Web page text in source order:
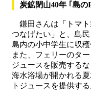
炭鉱閉山40年 ｢島の
鎌田さんは「トマト
つなげたい」と、島
島内の小中学生に収
また、フェリーのタ
ジュースを販売する
海水浴場が開かれる
トジュースを提供す